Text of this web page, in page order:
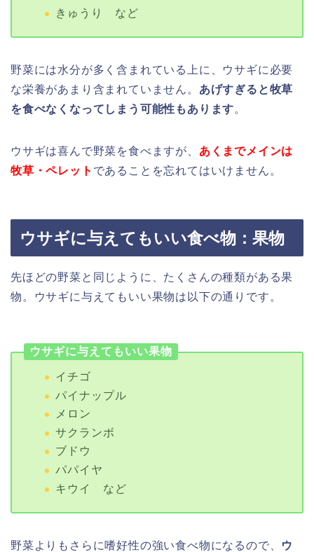
きゅうり など
野菜には水分が多く含まれている上に、ウサギに必要
な栄養があまり含まれていません。 あげすぎると牧草
を食べなくなってしまう可能性もあります。
ウサギは喜んで野菜を食べますが、 あくまでメインは
牧草・ペレット であることを忘れてはいけません。
ウサギに与えてもいい食べ物：果物
先ほどの野菜と同じように、たくさんの種類がある果
物。ウサギに与えてもいい果物は以下の通りです。
ウサギに与えてもいい果物
イチゴ
パイナップル
メロン
サクランボ
ブドウ
パパイヤ
キウイ など
野菜よりもさらに嗜好性の強い食べ物になるので、 ウ